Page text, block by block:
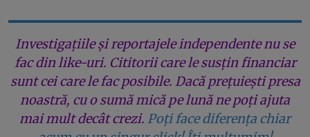
Investigațiile și reportajele independente nu se
fac din like-uri. Cititorii care le susțin financiar
sunt cei care le fac posibile. Dacă prețuiești presa
noastră, cu o sumă mică pe lună ne poți ajuta
mai mult decât crezi. Poți face diferența chiar